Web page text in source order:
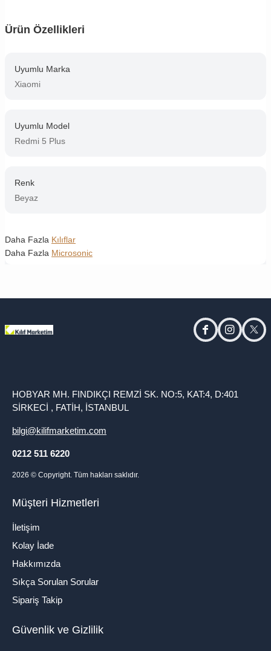
Ürün Özellikleri
Uyumlu Marka
Xiaomi
Uyumlu Model
Redmi 5 Plus
Renk
Beyaz
Daha Fazla Kılıflar
Daha Fazla Microsonic
facebookinstagram
HOBYAR MH. FINDIKÇI REMZİ SK. NO:5, KAT:4, D:401
SİRKECİ , FATİH, İSTANBUL
bilgi@kilifmarketim.com
0212 511 6220
2026 © Copyright. Tüm hakları saklıdır.
Müşteri Hizmetleri
İletişim
Kolay İade
Hakkımızda
Sıkça Sorulan Sorular
Sipariş Takip
Güvenlik ve Gizlilik